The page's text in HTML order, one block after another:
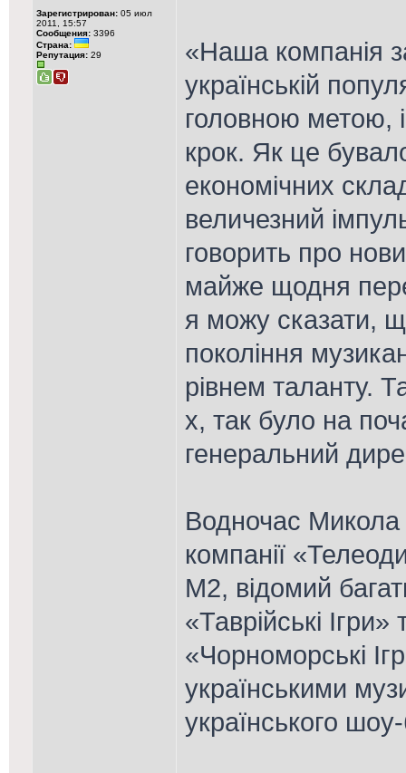
Зарегистрирован: 05 июл
2011, 15:57
Сообщения: 3396
Страна:
Репутация: 29
«Наша компанія
українській
головною метою,
крок. Як це
економічних
величезний
говорить про
майже щодня
я можу сказати,
покоління
рівнем таланту.
х, так було на
генеральний
Водночас Микола
компанії
М2, відомий
«Таврійські
«Чорноморські
українськими
українського